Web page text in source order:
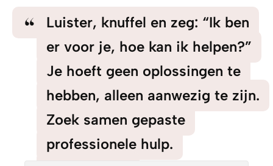
Luister, knuffel en zeg: “Ik ben
er voor je, hoe kan ik helpen?”
Je hoeft geen oplossingen te
hebben, alleen aanwezig te zijn.
Zoek samen gepaste
professionele hulp.